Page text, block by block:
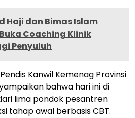
Haji dan Bimas Islam
Coaching Klinik
Penyuluh
Kanwil Kemenag Provinsi
bahwa hari ini di
lima pondok pesantren
tahap awal berbasis CBT.